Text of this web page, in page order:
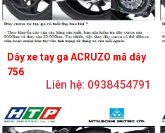
Dây xe tay ga ACRUZO mã dây
756
Liên hệ: 0938454791